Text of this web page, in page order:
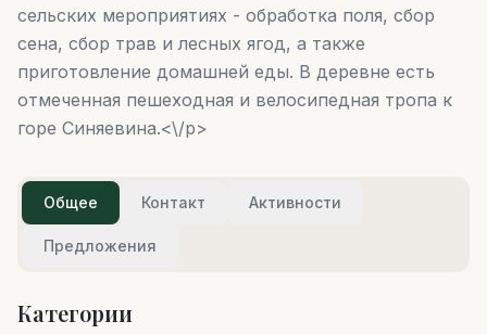
сельских мероприятиях - обработка поля, сбор
сена, сбор трав и лесных ягод, а также
приготовление домашней еды. В деревне есть
отмеченная пешеходная и велосипедная тропа к
горе Синяевина.<\/p>
Общее Контакт Активности
Предложения
Категории